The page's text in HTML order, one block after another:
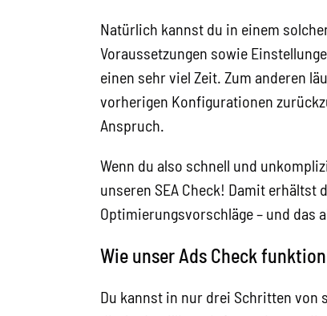
Natürlich kannst du in einem
Voraussetzungen sowie
einen sehr viel Zeit. Zum anderen
vorherigen Konfigurationen
Anspruch.
Wenn du also schnell und
unseren SEA Check! Damit
Optimierungsvorschläge – und das
Wie unser Ads Check
Du kannst in nur drei Schritten von